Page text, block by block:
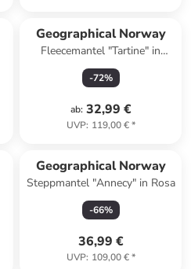
Geographical Norway
Fleecemantel "Tartine" in
Schwarz
-72%
ab: 32,99 €
UVP: 119,00 €*
Geographical Norway
Steppmantel "Annecy" in Rosa
-66%
36,99 €
UVP: 109,00 €*